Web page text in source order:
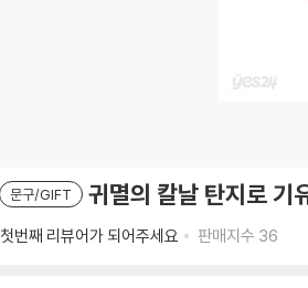
문구/GIFT 귀멸의 칼날 탄지로 기
첫번째 리뷰어가 되어주세요 판매지수 36